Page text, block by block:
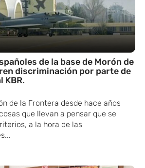
de la base de Morón de
discriminación por parte de
KBR.
de la Frontera desde hace años
que llevan a pensar que se
a la hora de las